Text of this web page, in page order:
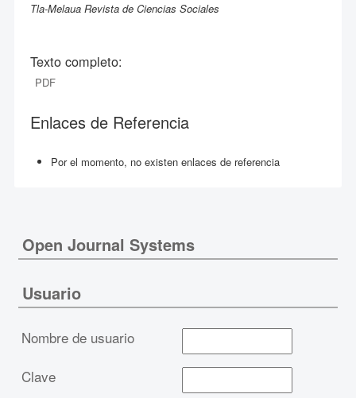
Tla-Melaua Revista de Ciencias Sociales
Texto completo:
PDF
Enlaces de Referencia
Por el momento, no existen enlaces de referencia
Open Journal Systems
Usuario
Nombre de usuario
Clave